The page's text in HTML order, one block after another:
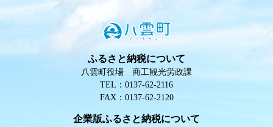
ふるさと納税について
八雲町役場 商工観光労政課
TEL：0137-62-2116
FAX：0137-62-2120
企業版ふるさと納税について